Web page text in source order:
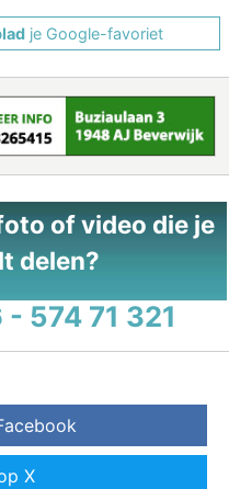
je Google-favoriet
of video die je
delen?
- 574 71 321
X